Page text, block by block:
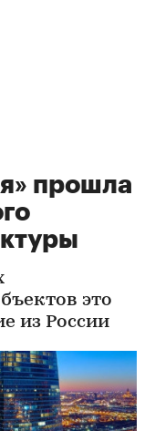
прошла
это
из России